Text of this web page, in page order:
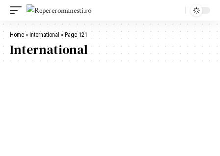
Home » International » Page 121
International